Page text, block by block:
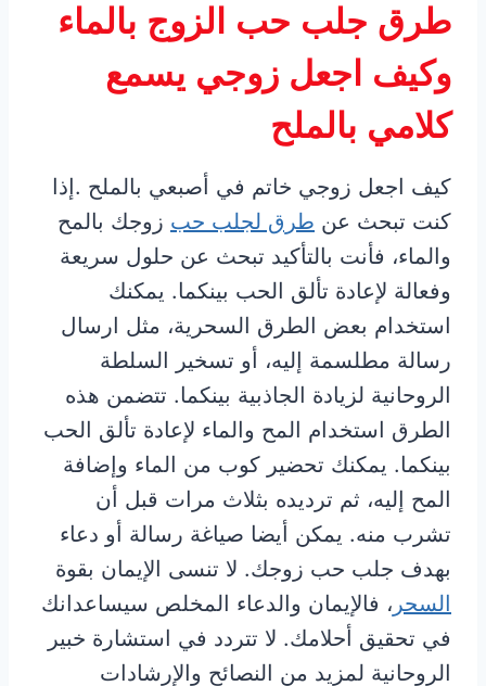
طرق جلب حب الزوج بالماء
وكيف اجعل زوجي يسمع
كلامي بالملح
كيف اجعل زوجي خاتم في أصبعي بالملح .إذا
كنت تبحث عن طرق لجلب حب زوجك بالمح
والماء، فأنت بالتأكيد تبحث عن حلول سريعة
وفعالة لإعادة تألق الحب بينكما. يمكنك
استخدام بعض الطرق السحرية، مثل ارسال
رسالة مطلسمة إليه، أو تسخير السلطة
الروحانية لزيادة الجاذبية بينكما. تتضمن هذه
الطرق استخدام المح والماء لإعادة تألق الحب
بينكما. يمكنك تحضير كوب من الماء وإضافة
المح إليه، ثم ترديده بثلاث مرات قبل أن
تشرب منه. يمكن أيضا صياغة رسالة أو دعاء
بهدف جلب حب زوجك. لا تنسى الإيمان بقوة
السحر ، فالإيمان والدعاء المخلص سيساعدانك
في تحقيق أحلامك. لا تتردد في استشارة خبير
الروحانية لمزيد من النصائح والإرشادات